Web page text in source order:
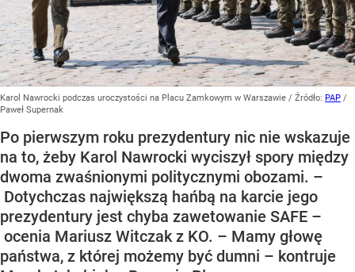
Karol Nawrocki podczas uroczystości na Placu Zamkowym w Warszawie / Źródło: PAP /
Paweł Supernak
Po pierwszym roku prezydentury nic nie wskazuje
na to, żeby Karol Nawrocki wyciszył spory między
dwoma zwaśnionymi politycznymi obozami. –
Dotychczas największą hańbą na karcie jego
prezydentury jest chyba zawetowanie SAFE –
ocenia Mariusz Witczak z KO. – Mamy głowę
państwa, z której możemy być dumni – kontruje